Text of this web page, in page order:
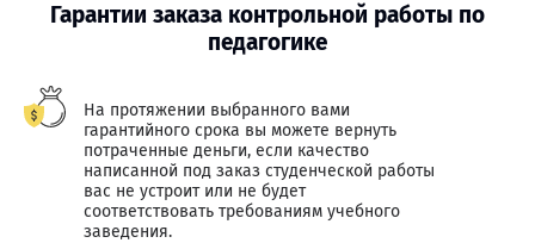
Гарантии заказа контрольной работы по
педагогике
На протяжении выбранного вами
гарантийного срока вы можете вернуть
потраченные деньги, если качество
написанной под заказ студенческой работы
вас не устроит или не будет
соответствовать требованиям учебного
заведения.